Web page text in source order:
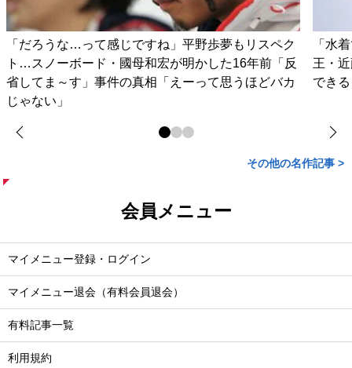
「だろうな…って感じですね」平野歩夢もリスペク
ト…スノーボード・國母和宏が明かした16年前「反
省してま～す」事件の真相「えーって思うほどバカ
じゃない」
「水
王・
でき
その他の名作記事 >
会員メニュー
マイメニュー登録・ログイン
マイメニュー退会（有料会員退会）
有料記事一覧
利用規約